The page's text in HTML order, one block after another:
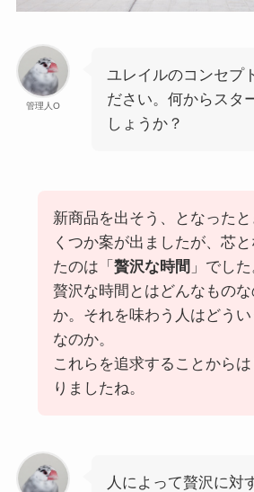
管理人O
ユレイルのコンセプ
ださい。何からスタ
しょうか？
新商品を出そう、となったと
くつか案が出ましたが、芯と
たのは「 贅沢な時間 」でした
贅沢な時間とはどんなもの
か。それを味わう人はどうい
なのか。
これらを追求することからは
りましたね。
人によって贅沢に対